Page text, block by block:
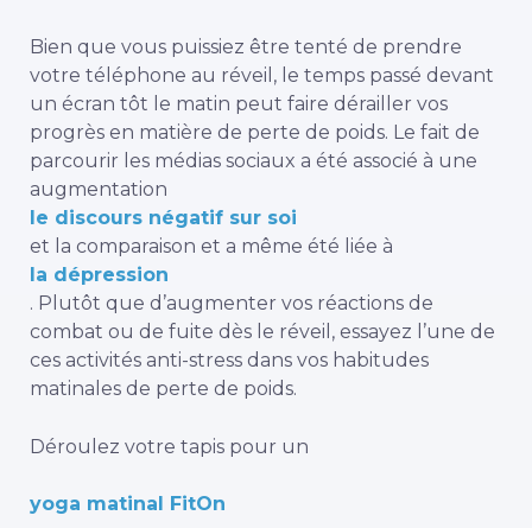
Bien que vous puissiez être tenté de prendre
votre téléphone au réveil, le temps passé devant
un écran tôt le matin peut faire dérailler vos
progrès en matière de perte de poids. Le fait de
parcourir les médias sociaux a été associé à une
augmentation
le discours négatif sur soi
et la comparaison et a même été liée à
la dépression
. Plutôt que d’augmenter vos réactions de
combat ou de fuite dès le réveil, essayez l’une de
ces activités anti-stress dans vos habitudes
matinales de perte de poids.
Déroulez votre tapis pour un
yoga matinal FitOn